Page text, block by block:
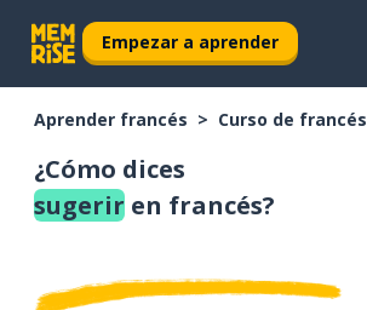
Empezar a aprender
Aprender francés Curso de francés
¿Cómo dices
sugerir en francés?